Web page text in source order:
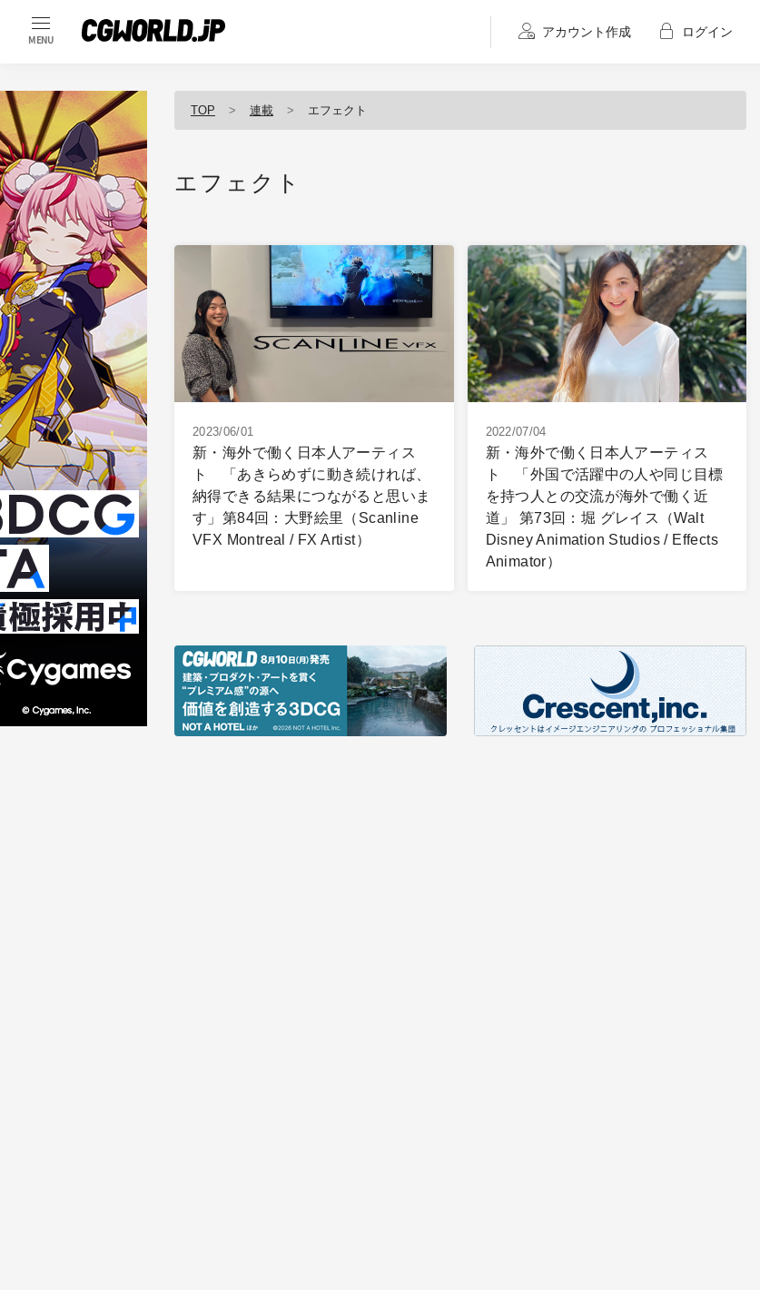
MENU
アカウント作成 ログイン
TOP 連載 エフェクト
エフェクト
2023/06/01
新・海外で働く日本人アーティス
ト 「あきらめずに動き続ければ、
納得できる結果につながると思いま
す」第84回：大野絵里（Scanline
VFX Montreal / FX Artist）
2022/07/04
新・海外で働く日本人アーティス
ト 「外国で活躍中の人や同じ目標
を持つ人との交流が海外で働く近
道」 第73回：堀 グレイス（Walt
Disney Animation Studios / Effects
Animator）